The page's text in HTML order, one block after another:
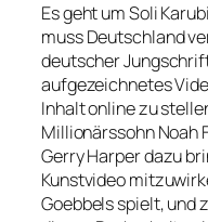
Es geht um Soli
muss Deutschland
deutscher
aufgezeichnetes
Inhalt online zu
Millionärssohn Noah
Gerry Harper dazu
Kunstvideo
Goebbels spielt, und